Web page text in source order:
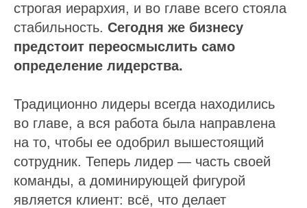
строгая иерархия, и во главе всего стояла
стабильность. Сегодня же бизнесу
предстоит переосмыслить само
определение лидерства.
Традиционно лидеры всегда находились
во главе, а вся работа была направлена
на то, чтобы ее одобрил вышестоящий
сотрудник. Теперь лидер — часть своей
команды, а доминирующей фигурой
является клиент: всё, что делает